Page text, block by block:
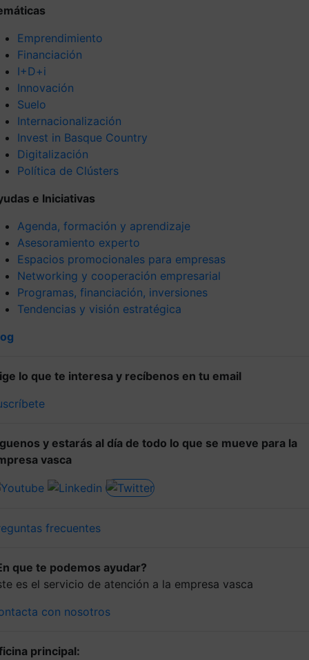
Emprendimiento
Financiación
I+D+i
Innovación
Suelo
Internacionalización
Invest in Basque Country
Digitalización
Política de Clústers
e Iniciativas
Agenda, formación y aprendizaje
Asesoramiento experto
Espacios promocionales para empresas
Networking y cooperación empresarial
Programas, financiación, inversiones
Tendencias y visión estratégica
lo que te interesa y recíbenos en tu email
y estarás al día de todo lo que se mueve para la
vasca
frecuentes
que te podemos ayudar?
es el servicio de atención a la empresa vasca
con nosotros
principal: